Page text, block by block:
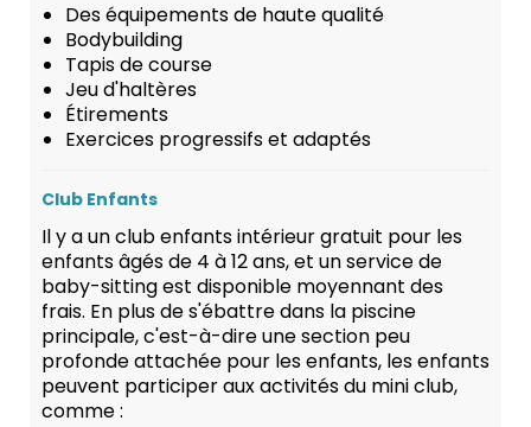
Des équipements de haute qualité
Bodybuilding
Tapis de course
Jeu d'haltères
Étirements
Exercices progressifs et adaptés
Club Enfants
Il y a un club enfants intérieur gratuit pour les
enfants âgés de 4 à 12 ans, et un service de
baby-sitting est disponible moyennant des
frais. En plus de s'ébattre dans la piscine
principale, c'est-à-dire une section peu
profonde attachée pour les enfants, les enfants
peuvent participer aux activités du mini club,
comme :